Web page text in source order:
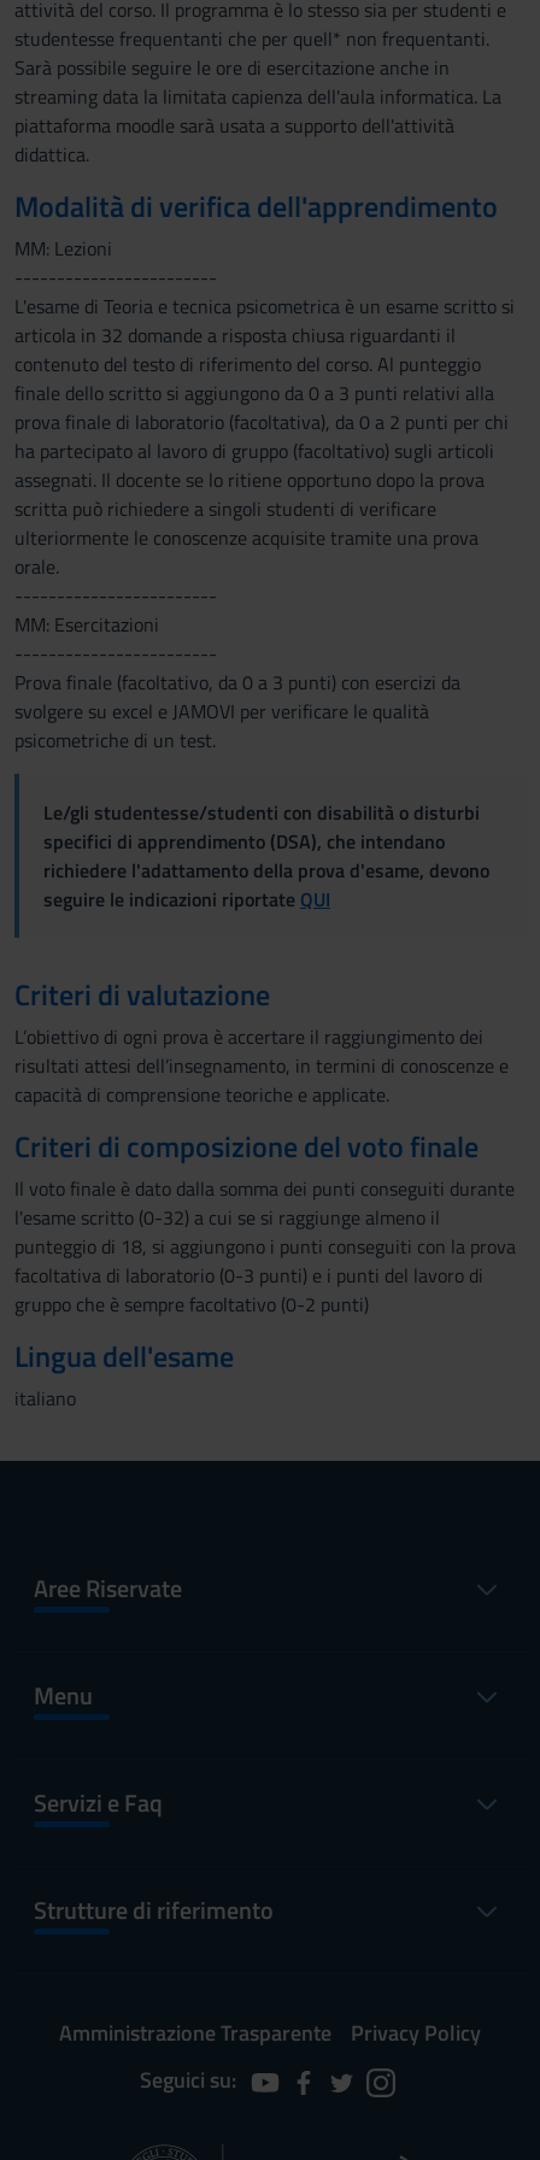
attività del corso. Il programma è lo stesso sia per studenti e
studentesse frequentanti che per quell* non frequentanti.
Sarà possibile seguire le ore di esercitazione anche in
streaming data la limitata capienza dell'aula informatica. La
piattaforma moodle sarà usata a supporto dell'attività
didattica.
Modalità di verifica dell'apprendimento
MM: Lezioni
------------------------
L'esame di Teoria e tecnica psicometrica è un esame scritto si
articola in 32 domande a risposta chiusa riguardanti il
contenuto del testo di riferimento del corso. Al punteggio
finale dello scritto si aggiungono da 0 a 3 punti relativi alla
prova finale di laboratorio (facoltativa), da 0 a 2 punti per chi
ha partecipato al lavoro di gruppo (facoltativo) sugli articoli
assegnati. Il docente se lo ritiene opportuno dopo la prova
scritta può richiedere a singoli studenti di verificare
ulteriormente le conoscenze acquisite tramite una prova
orale.
------------------------
MM: Esercitazioni
------------------------
Prova finale (facoltativo, da 0 a 3 punti) con esercizi da
svolgere su excel e JAMOVI per verificare le qualità
psicometriche di un test.
Le/gli studentesse/studenti con disabilità o disturbi
specifici di apprendimento (DSA), che intendano
richiedere l'adattamento della prova d'esame, devono
seguire le indicazioni riportate QUI
Criteri di valutazione
L’obiettivo di ogni prova è accertare il raggiungimento dei
risultati attesi dell’insegnamento, in termini di conoscenze e
capacità di comprensione teoriche e applicate.
Criteri di composizione del voto finale
Il voto finale è dato dalla somma dei punti conseguiti durante
l'esame scritto (0-32) a cui se si raggiunge almeno il
punteggio di 18, si aggiungono i punti conseguiti con la prova
facoltativa di laboratorio (0-3 punti) e i punti del lavoro di
gruppo che è sempre facoltativo (0-2 punti)
Lingua dell'esame
italiano
Aree Riservate
Menu
Servizi e Faq
Strutture di riferimento
Amministrazione Trasparente
Privacy Policy
Seguici su: